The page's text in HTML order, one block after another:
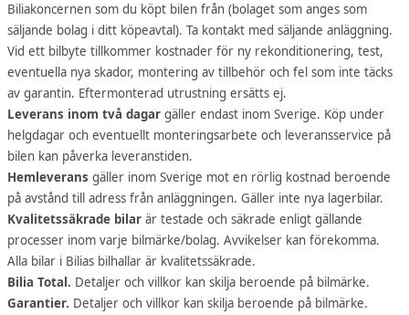
Biliakoncernen som du köpt bilen från (bolaget som anges som
säljande bolag i ditt köpeavtal). Ta kontakt med säljande anläggning.
Vid ett bilbyte tillkommer kostnader för ny rekonditionering, test,
eventuella nya skador, montering av tillbehör och fel som inte täcks
av garantin. Eftermonterad utrustning ersätts ej.
Leverans inom två dagar gäller endast inom Sverige. Köp under
helgdagar och eventuellt monteringsarbete och leveransservice på
bilen kan påverka leveranstiden.
Hemleverans gäller inom Sverige mot en rörlig kostnad beroende
på avstånd till adress från anläggningen. Gäller inte nya lagerbilar.
Kvalitetssäkrade bilar är testade och säkrade enligt gällande
processer inom varje bilmärke/bolag. Avvikelser kan förekomma.
Alla bilar i Bilias bilhallar är kvalitetssäkrade.
Bilia Total. Detaljer och villkor kan skilja beroende på bilmärke.
Garantier. Detaljer och villkor kan skilja beroende på bilmärke.